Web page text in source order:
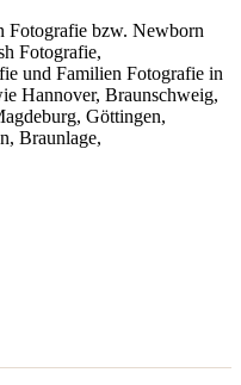
Fotografie bzw. Newborn
Fotografie,
und Familien Fotografie in
Hannover, Braunschweig,
Göttingen,
Braunlage,